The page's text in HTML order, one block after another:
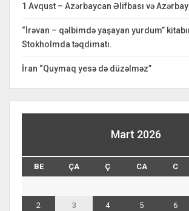
1 Avqust – Azərbaycan Əlifbası və
“İrəvan – qəlbimdə yaşayan yurdum”
Stokholmda təqdimatı.
İran “Quymaq yesə də düzəlməz”
Mart 2026
BE ÇA Ç CA C
2 3 4 5 6